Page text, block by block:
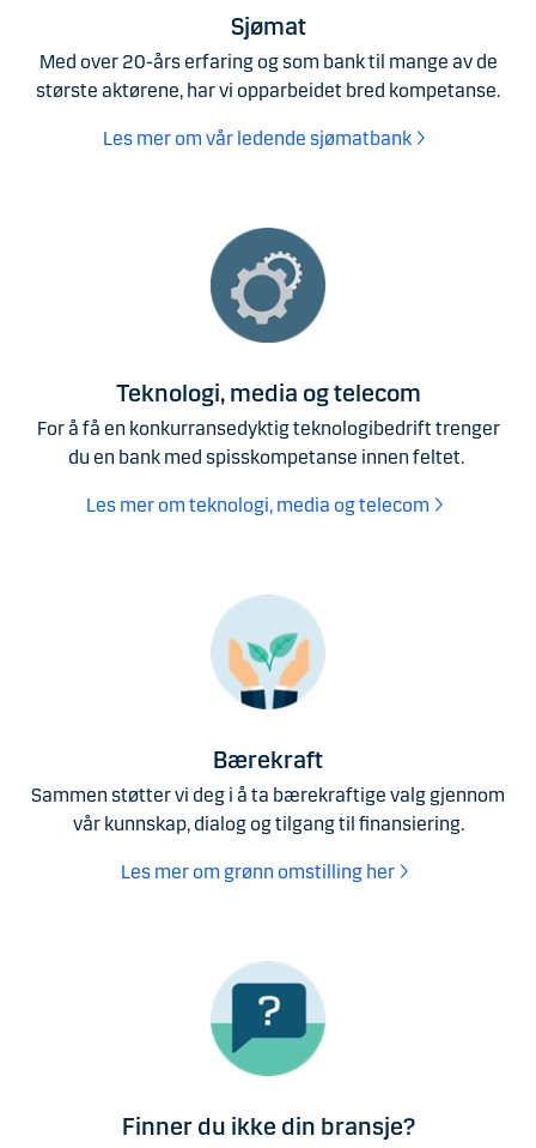
Sjømat
Med over 20-års erfaring og som bank til mange av de
største aktørene, har vi opparbeidet bred kompetanse.
Les mer om vår ledende sjømatbank
Teknologi, media og telecom
For å få en konkurransedyktig teknologibedrift trenger
du en bank med spisskompetanse innen feltet.
Les mer om teknologi, media og telecom
Bærekraft
Sammen støtter vi deg i å ta bærekraftige valg gjennom
vår kunnskap, dialog og tilgang til finansiering.
Les mer om grønn omstilling her
Finner du ikke din bransje?